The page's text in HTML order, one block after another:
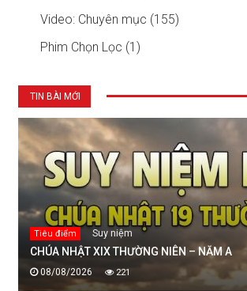
Video: Chuyên mục (155)
Phim Chọn Lọc (1)
TIN BÀI MỚI
Tiêu điểm Suy niệm
CHÚA NHẬT XIX THƯỜNG NIÊN – NĂM A
08/08/2026 221